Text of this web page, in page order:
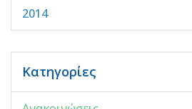
2014
Κατηγορίες